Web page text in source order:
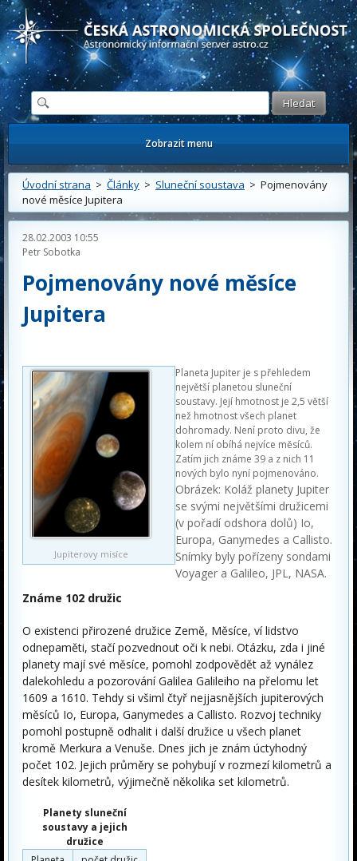
Česká astronomická společnost - Informační astronomický server
Zobrazit menu
Úvodní strana > Články > Sluneční soustava > Pojmenovány
nové měsíce Jupitera
28.02.2003 10:55
Petr Sobotka
Pojmenovány nové měsíce
Jupitera
Jupiterovy misíce
Planeta Jupiter je s přehledem
největší planetou sluneční
soustavy. Její hmotnost je 2,5 větší
než hmotnost všech planet
dohromady. Není proto divu, že
kolem ní obíhá nejvíce měsíců.
Zatím jich známe 39 a z nich 11
nových bylo nyní pojmenováno.
Obrázek: Koláž planety Jupiter
se svými největšími družicemi
(v pořadí odshora dolů) Io,
Europa, Ganymedes a Callisto.
Snímky byly pořízeny sondami
Voyager a Galileo, JPL, NASA.
Známe 102 družic
O existenci přirozené družice Země, Měsíce, ví lidstvo
odnepaměti, stačí pozvednout oči k nebi. Otázku, zda i jiné
planety mají své měsíce, pomohl zodpovědět až vynález
dalekohledu a pozorování Galilea Galileiho na přelomu let
1609 a 1610. Tehdy si všiml čtyř nejjasnějších jupiterových
měsíců Io, Europa, Ganymedes a Callisto. Rozvoj techniky
pomohl postupně odhalit i další družice u všech planet
kromě Merkura a Venuše. Dnes jich je znám úctyhodný
počet 102. Jejich průměry se pohybují v rozmezí kilometrů a
desítek kilometrů, výjimečně několika set kilometrů.
Planety sluneční
soustavy a jejich
družice